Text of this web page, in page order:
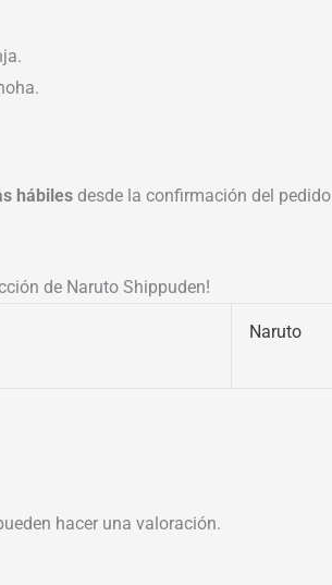
hábiles desde la confirmación del
de Naruto Shippuden!
Naruto
hacer una valoración.